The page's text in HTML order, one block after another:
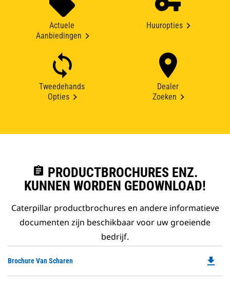
Actuele
Aanbiedingen
Huuropties
Tweedehands
Opties
Dealer
Zoeken
assignment PRODUCTBROCHURES ENZ.
KUNNEN WORDEN GEDOWNLOAD!
Caterpillar productbrochures en andere informatieve
documenten zijn beschikbaar voor uw groeiende
bedrijf.
Brochure Van Scharen file_download